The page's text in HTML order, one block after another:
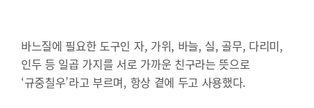
바느질에 필요한 도구인 자, 가위, 바늘, 실, 골무, 다리미,
인두 등 일곱 가지를 서로 가까운 친구라는 뜻으로
‘규중칠우’라고 부르며, 항상 곁에 두고 사용했다.